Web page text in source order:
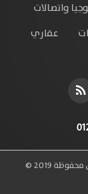
واتصالات
عقاري
2019 ©